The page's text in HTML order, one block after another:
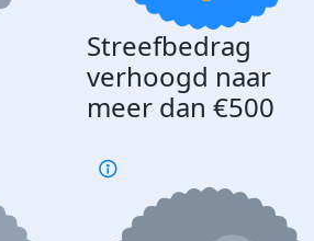
Streefbedrag
verhoogd naar
meer dan €500